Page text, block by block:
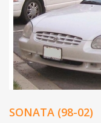
SONATA (98-02)